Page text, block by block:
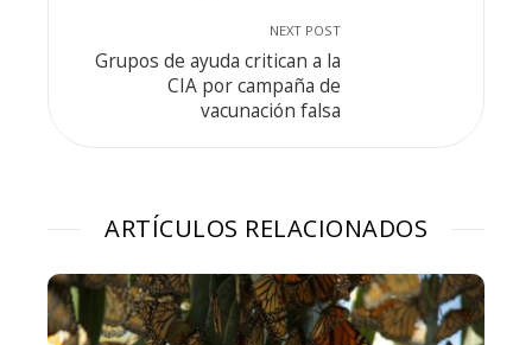
NEXT POST
Grupos de ayuda critican a la
CIA por campaña de
vacunación falsa
ARTÍCULOS RELACIONADOS